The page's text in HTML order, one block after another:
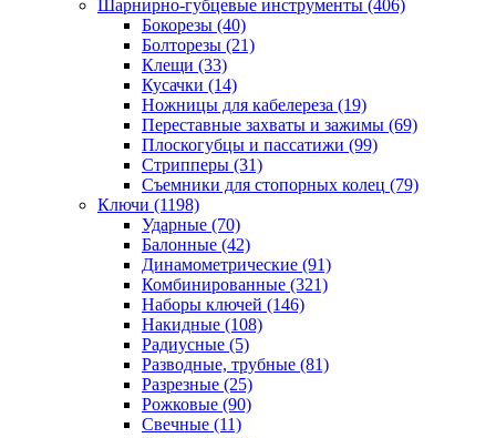
Шарнирно-губцевые инструменты (406)
Бокорезы (40)
Болторезы (21)
Клещи (33)
Кусачки (14)
Ножницы для кабелереза (19)
Переставные захваты и зажимы (69)
Плоскогубцы и пассатижи (99)
Стрипперы (31)
Съемники для стопорных колец (79)
Ключи (1198)
Ударные (70)
Балонные (42)
Динамометрические (91)
Комбинированные (321)
Наборы ключей (146)
Накидные (108)
Радиусные (5)
Разводные, трубные (81)
Разрезные (25)
Рожковые (90)
Свечные (11)